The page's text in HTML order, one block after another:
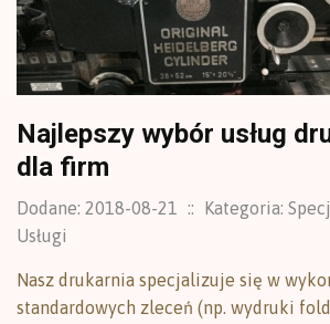
Najlepszy wybór usług
dla firm
Dodane: 2018-08-21 ::
Kategoria:
Usługi
Nasz drukarnia specjalizuje się w
standardowych zleceń (np. wydruki